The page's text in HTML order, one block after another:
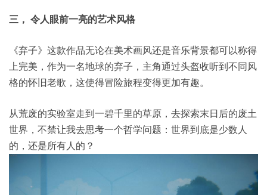
三， 令人眼前一亮的艺术风格
《弃子》这款作品无论在美术画风还是音乐背景都可以称得
上完美，作为一名地球的弃子，主角通过头盔收听到不同风
格的怀旧老歌，这使得冒险旅程变得更加有趣。
从荒废的实验室走到一碧千里的草原，去探索末日后的废土
世界，不禁让我去思考一个哲学问题：世界到底是少数人
的，还是所有人的？